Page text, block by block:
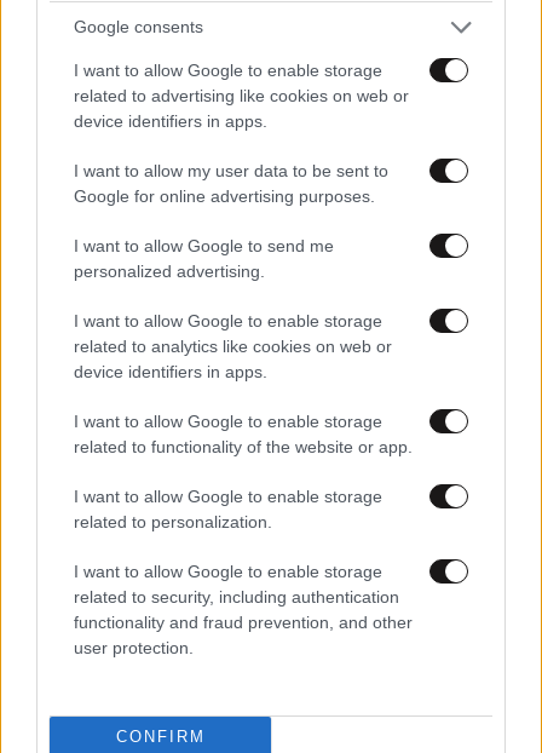
Google consents
I want to allow Google to enable storage
related to advertising like cookies on web or
device identifiers in apps.
I want to allow my user data to be sent to
Google for online advertising purposes.
I want to allow Google to send me
personalized advertising.
I want to allow Google to enable storage
related to analytics like cookies on web or
device identifiers in apps.
I want to allow Google to enable storage
related to functionality of the website or app.
I want to allow Google to enable storage
related to personalization.
I want to allow Google to enable storage
related to security, including authentication
functionality and fraud prevention, and other
user protection.
CONFIRM
Απαντήστε
TRENDING